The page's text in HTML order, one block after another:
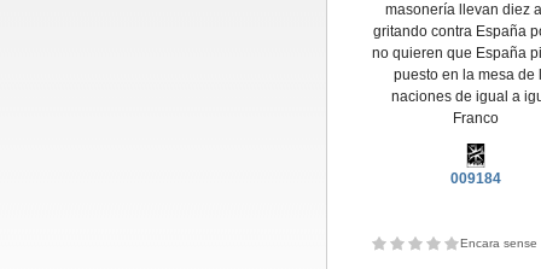
masonería llevan diez
gritando contra España
no quieren que España
puesto en la mesa de
naciones de igual a
Franco
009184
Encara sense